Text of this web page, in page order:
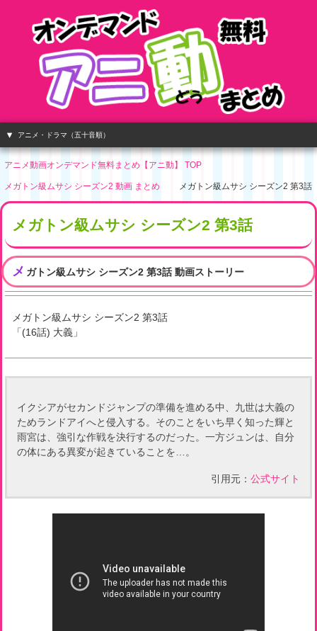
アニメ・ドラマ（五十音順）
アニメ動画オンデマンド無料まとめ【アニ動】 TOP
メガトン級ムサシ シーズン2 動画 まとめ メガトン級ムサシ シーズン2 第3話
メガトン級ムサシ シーズン2 第3話
メ ガトン級ムサシ シーズン2 第3話 動画ストーリー
メガトン級ムサシ シーズン2 第3話
「(16話) 大義 」
イクシアがセカンドジャンプの準備を進める中、九世は大義の
ためランドアイへと侵入する。そのことをいち早く知った輝と
雨宮は、強引な作戦を決行するのだった。一方ジュンは、自分
の体にある異変が起きていることを…。
引用元： 公式サイト